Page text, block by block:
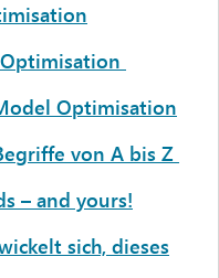
Optimisation
von A bis Z
– and yours!
sich, dieses